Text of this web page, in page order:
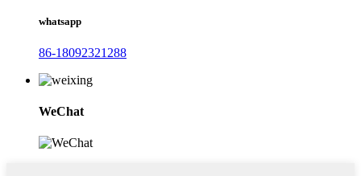
whatsapp
86-18092321288
WeChat